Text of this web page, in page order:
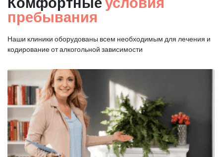
пребывания
Наши клиники оборудованы всем необходимым для лечения и
кодирование от алкогольной зависимости